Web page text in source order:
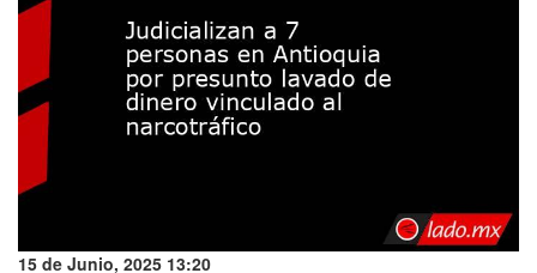
15 de Junio, 2025 13:20